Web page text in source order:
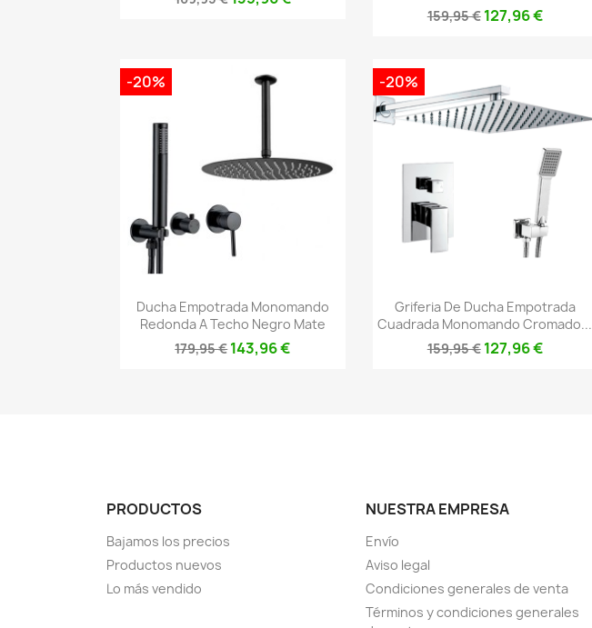
159,95 € 127,96 €
Vista rápida
Ducha Empotrada Monomando
Redonda A Techo Negro Mate
179,95 €143,96 €
-20%
Vista rápida
Griferia De Ducha Empotrada
Cuadrada Monomando Cromado...
159,95 € 127,96 €
-20%
PRODUCTOS
Bajamos los precios
Productos nuevos
Lo más vendido
NUESTRA EMPRESA
Envío
Aviso legal
Condiciones generales de venta
Términos y condiciones generales